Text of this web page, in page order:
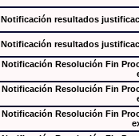
Notificación resultados
Notificación resultados
Notificación Resolución Fin
Notificación Resolución Fin
Notificación Resolución Fin